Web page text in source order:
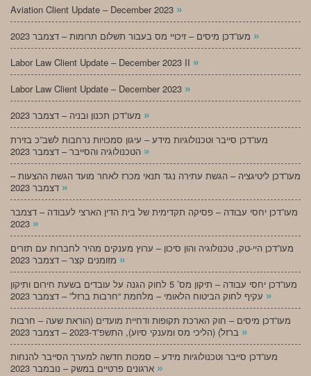
Aviation Client Update – December 2023 »
»
Labor Law Client Update – December 2023 II »
Labor Law Client Update – December 2023 »
»
מעו”דכן סייבר וטכנולוגיות מידע – עיגון סמכויות נרחבות לשב”כ בזירת
»
מעו”דכן ליטיגציה – הגשת עתירה נגד תנאי מכרז לאחר מועד הגשת ההצעות –
»
מעו”דכן יחסי עבודה – פסיקה תקדימית של בית הדין הארצי לעבודה – דצמבר
»
מעו”דכן היי-טק, טכנולוגיה והון סיכון – ערוץ מענקים מהיר לחברות עם תזרים
»
מעו”דכן יחסי עבודה – תיקון מס’ 5 לחוק הגנה על עובדים בשעת חירום ותיקון
»
מעו”דכן מיסים – חוק הארכת תקופות ודחיית מועדים (הוראת שעה – חרבות
»
מעו”דכן סייבר וטכנולוגיות מידע – סמכות חדשה למערך הסייבר להנחות
»